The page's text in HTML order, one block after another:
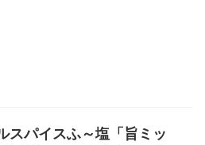
スパイスふ～塩「旨ミッ